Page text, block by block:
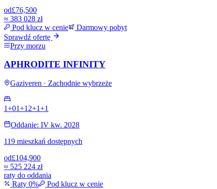
od£76,500
≈ 383 028 zł
Pod klucz w cenie
Darmowy pobyt
Sprawdź ofertę
Przy morzu
APHRODITE INFINITY
Gaziveren · Zachodnie wybrzeże
1+01+1 2+1+1
Oddanie: IV kw. 2028
119 mieszkań dostępnych
od£104,900
≈ 525 224 zł
raty do oddania
Raty 0%
Pod klucz w cenie